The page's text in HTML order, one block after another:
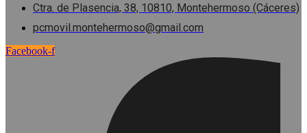
Ctra. de Plasencia, 38, 10810, Montehermoso (Cáceres)
pcmovil.montehermoso@gmail.com
Facebook-f